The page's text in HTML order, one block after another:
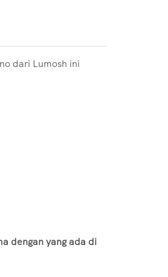
dari Lumosh ini
dengan yang ada di